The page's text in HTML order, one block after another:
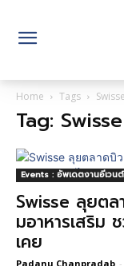
Home Tags Swisse
Tag: Swisse
Events : อัพเดตงานอีเวน
Swisse ลุยตล
มอาหารเสริม
เคย
Padanu Chanpradab -